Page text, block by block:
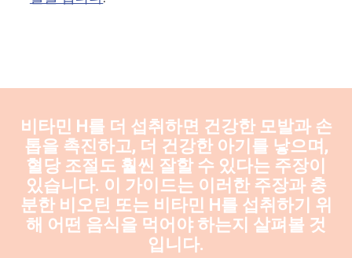
비타민 H를 더 섭취하면 건강한 모발과 손
톱을 촉진하고, 더 건강한 아기를 낳으며,
혈당 조절도 훨씬 잘할 수 있다는 주장이
있습니다. 이 가이드는 이러한 주장과 충
분한 비오틴 또는 비타민 H를 섭취하기 위
해 어떤 음식을 먹어야 하는지 살펴볼 것
입니다.